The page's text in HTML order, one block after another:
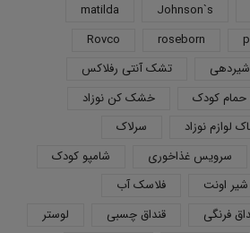
Johnson`s
matilda
roseborn
Rovco
تشک آنتی رفلاکس
حمام کودک
خشک کن نوزاد
لوازم نوزاد
سرلاک
سرویس غذاخوری
شامپو کودک
اونت
فلاسک آب
فرنگی قنداق چسبی
لوستر